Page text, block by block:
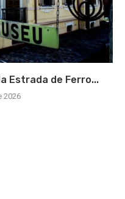
Estrada de Ferro...
2026